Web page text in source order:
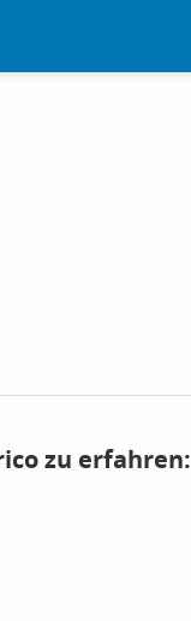
zu erfahren: